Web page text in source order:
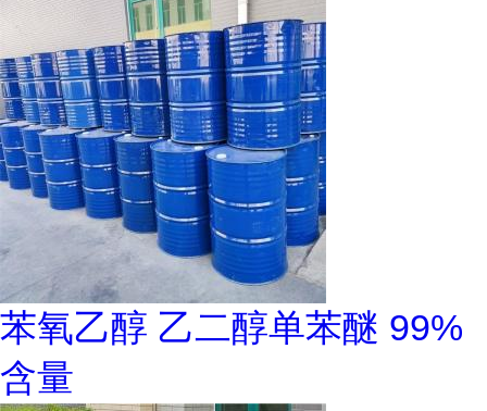
苯氧乙醇 乙二醇单苯醚 99%
含量